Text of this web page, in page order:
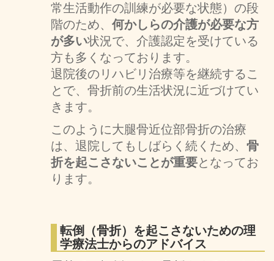
常生活動作の訓練が必要な状態）の段
階のため、何かしらの介護が必要な方
が多い状況で、介護認定を受けている
方も多くなっております。
退院後のリハビリ治療等を継続するこ
とで、骨折前の生活状況に近づけてい
きます。
このように大腿骨近位部骨折の治療
は、退院してもしばらく続くため、骨
折を起こさないことが重要となってお
ります。
転倒（骨折）を起こさないための理
学療法士からのアドバイス